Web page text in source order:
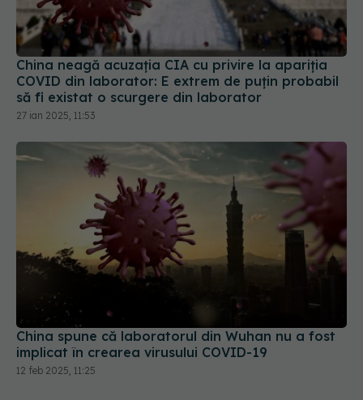
China neagă acuzația CIA cu privire la apariția
COVID din laborator: E extrem de puţin probabil
să fi existat o scurgere din laborator
27 ian 2025, 11:53
China spune că laboratorul din Wuhan nu a fost
implicat în crearea virusului COVID-19
12 feb 2025, 11:25